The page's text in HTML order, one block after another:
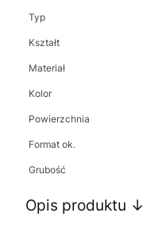
Typ
Kształt
Materiał
Kolor
Powierzchnia
Format ok.
Grubość
Opis produktu ↓